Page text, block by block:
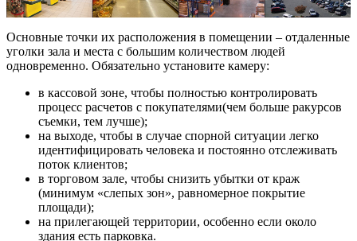
Основные точки их расположения в помещении – отдаленные
уголки зала и места с большим количеством людей
одновременно. Обязательно установите камеру:
в кассовой зоне, чтобы полностью контролировать
процесс расчетов с покупателями(чем больше ракурсов
съемки, тем лучше);
на выходе, чтобы в случае спорной ситуации легко
идентифицировать человека и постоянно отслеживать
поток клиентов;
в торговом зале, чтобы снизить убытки от краж
(минимум «слепых зон», равномерное покрытие
площади);
на прилегающей территории, особенно если около
здания есть парковка.